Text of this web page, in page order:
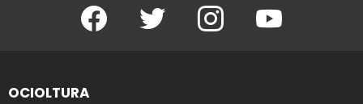
Facebook Twitter Instagram Youtube
OCIOLTURA